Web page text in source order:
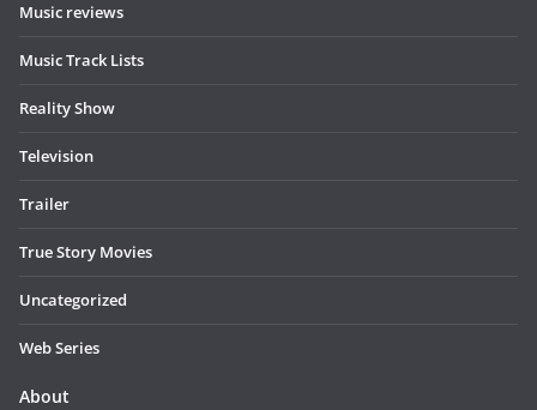
Music reviews
Music Track Lists
Reality Show
Television
Trailer
True Story Movies
Uncategorized
Web Series
About